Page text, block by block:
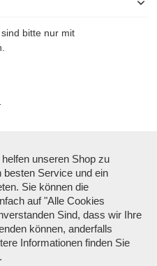
bitte nur mit
unseren Shop zu
Service und ein
Sie können die
auf "Alle Cookies
Sind, dass wir Ihre
können, anderfalls
Informationen finden Sie
.